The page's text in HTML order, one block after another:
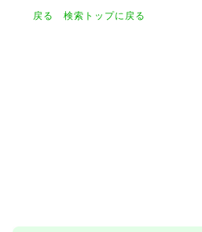
戻る 検索トップに戻る